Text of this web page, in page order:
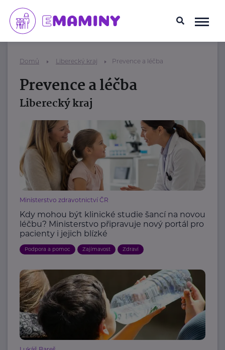
Domů Liberecký kraj Prevence a léčba
Prevence a léčba
Liberecký kraj
Ministerstvo zdravotnictví ČR
Kdy mohou být klinické studie šancí na novou
léčbu? Ministerstvo připravuje nový portál pro
pacienty i jejich blízké
Podpora a pomoc Zajímavost Zdraví